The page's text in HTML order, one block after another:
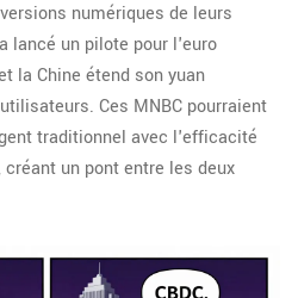
numériques de leurs
lancé un pilote pour l'euro
la Chine étend son yuan
Ces MNBC pourraient
traditionnel avec l'efficacité
un pont entre les deux